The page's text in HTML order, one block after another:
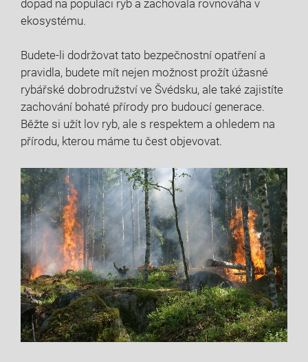
⁢dopad na populaci‍ ryb ‍a⁢ zachovala rovnováha‍ v
ekosystému.
Budete-li dodržovat⁣ tato bezpečnostní opatření a
pravidla, budete mít nejen možnost prožít úžasné
rybářské dobrodružství ⁣ve Švédsku, ale také zajistíte
zachování bohaté přírody pro budoucí generace.
Běžte si užít lov ⁣ryb, ale s respektem a ohledem na
přírodu,⁤ kterou máme tu čest ⁣objevovat.